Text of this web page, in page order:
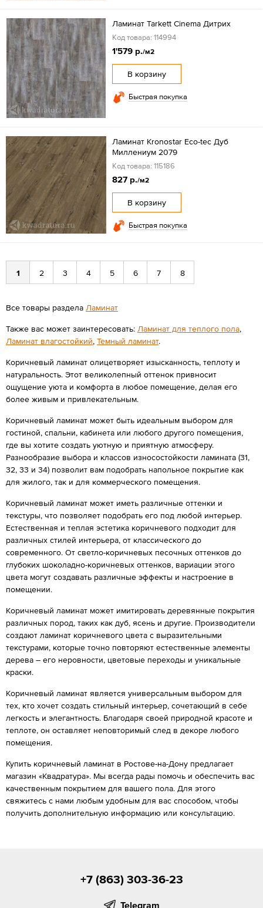
Ламинат Tarkett Cinema Дитрих
Код товара: 114994
1'579 р./м2
В корзину
Быстрая покупка
Ламинат Kronostar Eco-tec Дуб
Миллениум 2079
Код товара: 115186
827 р./м2
В корзину
Быстрая покупка
1 2 3 4 5 6 7 8
Все товары раздела Ламинат
Также вас может заинтересовать: Ламинат для теплого пола,
Ламинат влагостойкий, Темный ламинат.
Коричневый ламинат олицетворяет изысканность, теплоту и
натуральность. Этот великолепный оттенок привносит
ощущение уюта и комфорта в любое помещение, делая его
более живым и привлекательным.
Коричневый ламинат может быть идеальным выбором для
гостиной, спальни, кабинета или любого другого помещения,
где вы хотите создать уютную и приятную атмосферу.
Разнообразие выбора и классов износостойкости ламината (31,
32, 33 и 34) позволит вам подобрать напольное покрытие как
для жилого, так и для коммерческого помещения.
Коричневый ламинат может иметь различные оттенки и
текстуры, что позволяет подобрать его под любой интерьер.
Естественная и теплая эстетика коричневого подходит для
различных стилей интерьера, от классического до
современного. От светло-коричневых песочных оттенков до
глубоких шоколадно-коричневых оттенков, вариации этого
цвета могут создавать различные эффекты и настроение в
помещении.
Коричневый ламинат может имитировать деревянные покрытия
различных пород, таких как дуб, ясень и другие. Производители
создают ламинат коричневого цвета с выразительными
текстурами, которые точно повторяют естественные элементы
дерева – его неровности, цветовые переходы и уникальные
краски.
Коричневый ламинат является универсальным выбором для
тех, кто хочет создать стильный интерьер, сочетающий в себе
легкость и элегантность. Благодаря своей природной красоте и
теплоте, он оставляет неповторимый след в декоре любого
помещения.
Купить коричневый ламинат в Ростове-на-Дону предлагает
магазин «Квадратура». Мы всегда рады помочь и обеспечить вас
качественным покрытием для вашего пола. Для этого
свяжитесь с нами любым удобным для вас способом, чтобы
получить дополнительную информацию или консультацию.
+7 (863) 303-36-23
Telegram